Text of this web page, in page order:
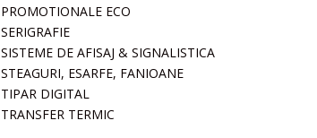
PROMOTIONALE ECO
SERIGRAFIE
SISTEME DE AFISAJ & SIGNALISTICA
STEAGURI, ESARFE, FANIOANE
TIPAR DIGITAL
TRANSFER TERMIC